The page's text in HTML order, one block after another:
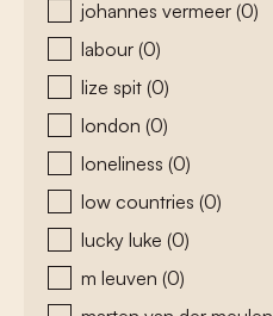
johannes vermeer (0)
labour (0)
lize spit (0)
london (0)
loneliness (0)
low countries (0)
lucky luke (0)
m leuven (0)